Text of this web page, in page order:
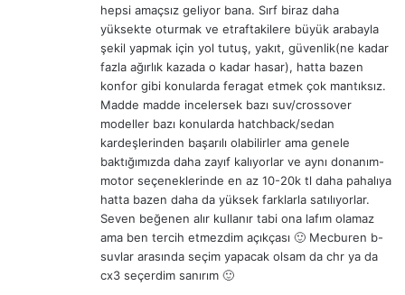
hepsi amaçsız geliyor bana. Sırf biraz daha
yüksekte oturmak ve etraftakilere büyük arabayla
şekil yapmak için yol tutuş, yakıt, güvenlik(ne kadar
fazla ağırlık kazada o kadar hasar), hatta bazen
konfor gibi konularda feragat etmek çok mantıksız.
Madde madde incelersek bazı suv/crossover
modeller bazı konularda hatchback/sedan
kardeşlerinden başarılı olabilirler ama genele
baktığımızda daha zayıf kalıyorlar ve aynı donanım-
motor seçeneklerinde en az 10-20k tl daha pahalıya
hatta bazen daha da yüksek farklarla satılıyorlar.
Seven beğenen alır kullanır tabi ona lafım olamaz
ama ben tercih etmezdim açıkçası 🙂 Mecburen b-
suvlar arasında seçim yapacak olsam da chr ya da
cx3 seçerdim sanırım 🙂